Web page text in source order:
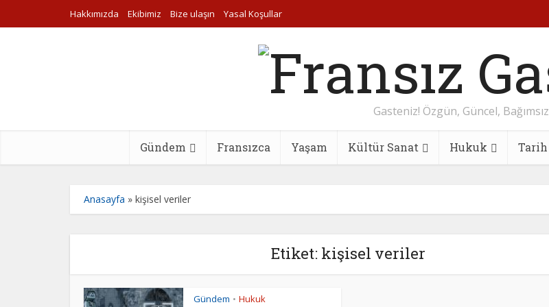
Hakkımızda Ekibimiz Bize ulaşın Yasal Koşullar
Gasteniz! Özgün, Güncel, Bağımsız
Gündem Fransızca Yaşam Kültür Sanat Hukuk Tarih
Anasayfa » kişisel veriler
Etiket: kişisel veriler
Gündem • Hukuk